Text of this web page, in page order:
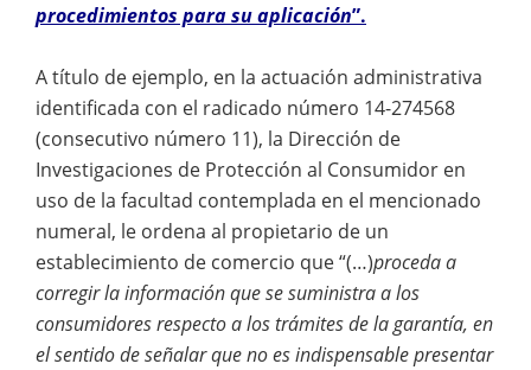
procedimientos para su aplicación”.
A título de ejemplo, en la actuación administrativa
identificada con el radicado número 14-274568
(consecutivo número 11), la Dirección de
Investigaciones de Protección al Consumidor en
uso de la facultad contemplada en el mencionado
numeral, le ordena al propietario de un
establecimiento de comercio que “(…)proceda a
corregir la información que se suministra a los
consumidores respecto a los trámites de la garantía, en
el sentido de señalar que no es indispensable presentar